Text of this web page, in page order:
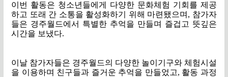
이번 활동은 청소년들에게 다양한 문화체험 기회를 제공
하고 또래 간 소통을 활성화하기 위해 마련됐으며 , 참가자
들은 경주월드에서 특별한 추억을 만들며 즐겁고 뜻깊은
시간을 보냈다.
이날 참가자들은 경주월드의 다양한 놀이기구와 체험시설
을 이용하며 친구들과 즐거운 추억을 만들었고, 활동 과정